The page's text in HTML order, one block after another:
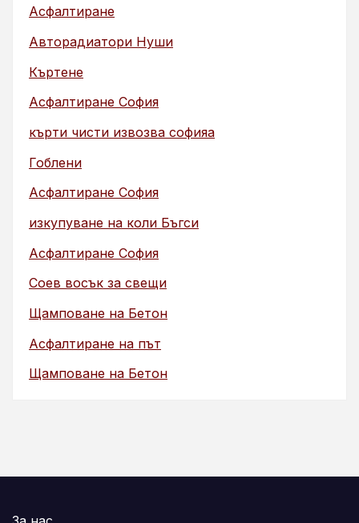
Асфалтиране
Авторадиатори Нуши
Къртене
Асфалтиране София
кърти чисти извозва софияа
Гоблени
Асфалтиране София
изкупуване на коли Бъгси
Асфалтиране София
Соев восък за свещи
Щамповане на Бетон
Асфалтиране на път
Щамповане на Бетон